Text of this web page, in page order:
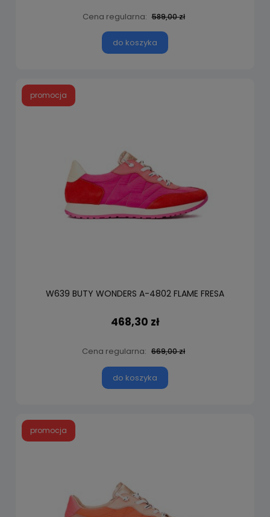
Cena regularna: 589,00 zł
do koszyka
W639 BUTY WONDERS A-4802 FLAME FRESA
468,30 zł
Cena regularna: 669,00 zł
do koszyka
promocja
promocja